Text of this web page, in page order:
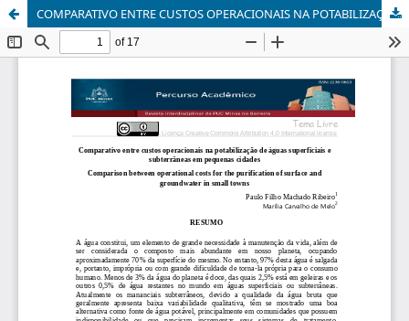
COMPARATIVO ENTRE CUSTOS OPERACIONAIS NA POTABILIZAÇÃO DE ÁGUAS SUPERFICIAIS E SUBTERRÂNEAS EM PEQUENAS CIDADES